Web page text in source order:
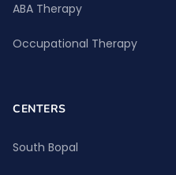
ABA Therapy
Occupational Therapy
CENTERS
South Bopal